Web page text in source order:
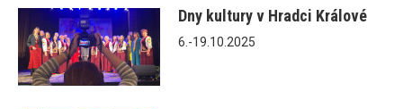
Dny kultury v Hradci Králové
6.-19.10.2025